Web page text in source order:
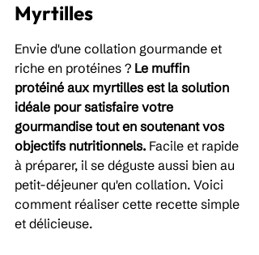
Myrtilles
Envie d'une collation gourmande et
riche en protéines ? Le muffin
protéiné aux myrtilles est la solution
idéale pour satisfaire votre
gourmandise tout en soutenant vos
objectifs nutritionnels. Facile et rapide
à préparer, il se déguste aussi bien au
petit-déjeuner qu'en collation. Voici
comment réaliser cette recette simple
et délicieuse.